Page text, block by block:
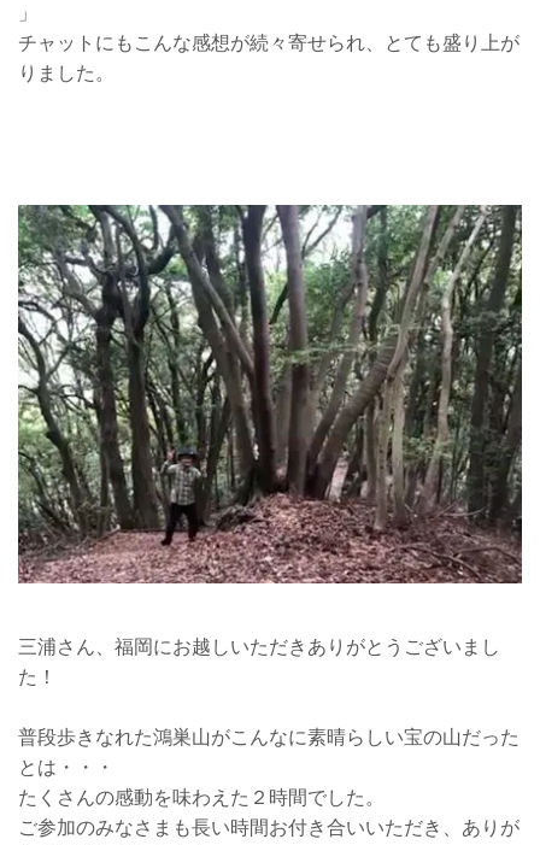
」
チャットにもこんな感想が続々寄せられ、とても盛り上が
りました。
三浦さん、福岡にお越しいただきありがとうございまし
た！
普段歩きなれた鴻巣山がこんなに素晴らしい宝の山だった
とは・・・
たくさんの感動を味わえた２時間でした。
ご参加のみなさまも長い時間お付き合いいただき、ありが